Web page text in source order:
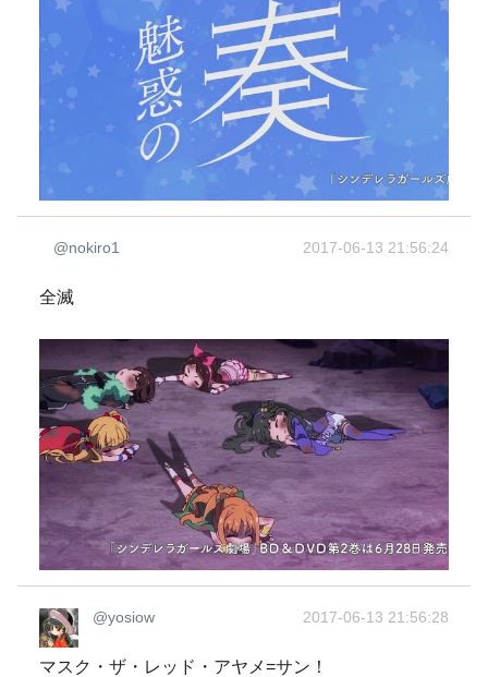
@nokiro1 2017-06-13 21:56:24
全滅
@yosiow 2017-06-13 21:56:28
マスク・ザ・レッド・アヤメ=サン！